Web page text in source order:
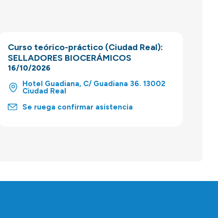
Curso teórico-práctico (Ciudad Real):
SELLADORES BIOCERÁMICOS
16/10/2026
Hotel Guadiana, C/ Guadiana 36. 13002
Ciudad Real
Se ruega confirmar asistencia